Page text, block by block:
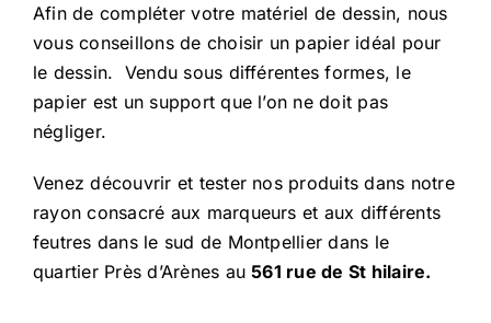
Afin de compléter votre matériel de dessin, nous
vous conseillons de choisir un papier idéal pour
le dessin. Vendu sous différentes formes, le
papier est un support que l’on ne doit pas
négliger.
Venez découvrir et tester nos produits dans notre
rayon consacré aux marqueurs et aux différents
feutres dans le sud de Montpellier dans le
quartier Près d’Arènes au561 rue de St hilaire.